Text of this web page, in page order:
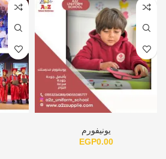
يونيفورم
EGP0.00